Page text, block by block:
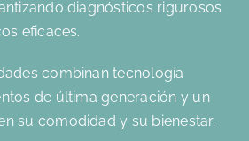
diagnósticos rigurosos
eficaces.
combinan tecnología
de última generación y un
su comodidad y su bienestar.